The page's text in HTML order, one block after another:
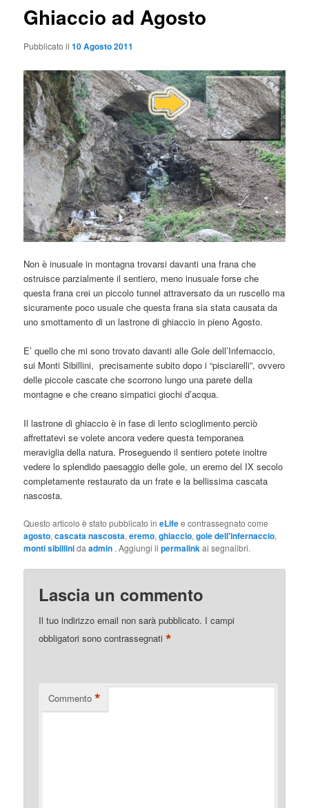
Ghiaccio ad Agosto
Pubblicato il10 Agosto 2011
Non è inusuale in montagna trovarsi davanti una frana che
ostruisce parzialmente il sentiero, meno inusuale forse che
questa frana crei un piccolo tunnel attraversato da un ruscello ma
sicuramente poco usuale che questa frana sia stata causata da
uno smottamento di un lastrone di ghiaccio in pieno Agosto.
E’ quello che mi sono trovato davanti alle Gole dell’Infernaccio,
sui Monti Sibillini, precisamente subito dopo i “pisciarelli”, ovvero
delle piccole cascate che scorrono lungo una parete della
montagne e che creano simpatici giochi d’acqua.
Il lastrone di ghiaccio è in fase di lento scioglimento perciò
affrettatevi se volete ancora vedere questa temporanea
meraviglia della natura. Proseguendo il sentiero potete inoltre
vedere lo splendido paesaggio delle gole, un eremo del IX secolo
completamente restaurato da un frate e la bellissima cascata
nascosta.
Questo articolo è stato pubblicato ineLifee contrassegnato come
agosto,cascata nascosta,eremo,ghiaccio,gole dell'infernaccio,
monti sibillinidaadmin . Aggiungi ilpermalinkai segnalibri.
Lascia un commento
Il tuo indirizzo email non sarà pubblicato. I campi
obbligatori sono contrassegnati*
Commento *